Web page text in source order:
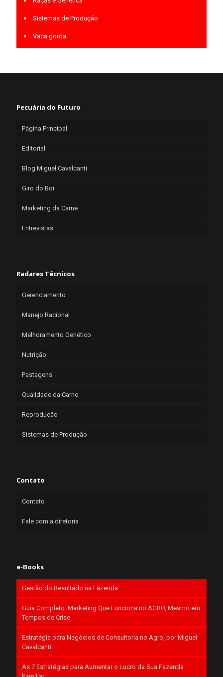
Sistemas de Produção
Vaca gorda
Pecuária do Futuro
Página Principal
Editorial
Blog Miguel Cavalcanti
Giro do Boi
Marketing da Carne
Entrevistas
Radares Técnicos
Gerenciamento
Manejo Racional
Melhoramento Genético
Nutrição
Pastagens
Qualidade da Carne
Reprodução
Sistemas de Produção
Contato
Contato
Fale com a diretoria
e-Books
Gestão do Resultado na Fazenda
Guia Completo: Marketing Que Funciona no AGRO, Mesmo em
Tempos de Crise
Estratégia para Negócios de Consultoria no Agro, por Miguel
Cavalcanti
As 7 Estratégias para Aumentar o Lucro da Sua Fazenda